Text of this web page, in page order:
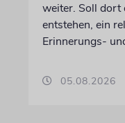
weiter. Soll dort
entstehen, ein
Erinnerungs-
05.08.2026